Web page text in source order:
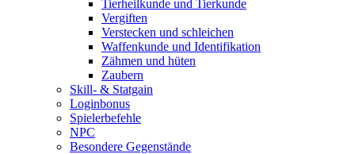
Tierheilkunde und Tierkunde
Vergiften
Verstecken und schleichen
Waffenkunde und Identifikation
Zähmen und hüten
Zaubern
Skill- & Statgain
Loginbonus
Spielerbefehle
NPC
Besondere Gegenstände